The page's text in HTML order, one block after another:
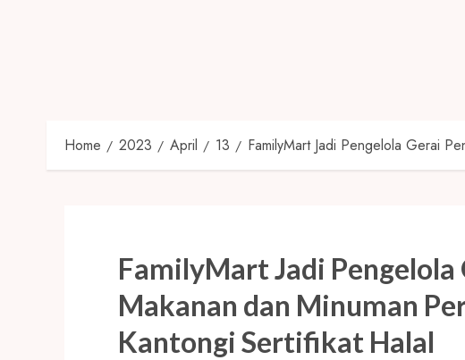
Home 2023 April 13 FamilyMart Jadi Pengelola Gerai
FamilyMart Jadi Pengelola
Makanan dan Minuman
Kantongi Sertifikat Halal